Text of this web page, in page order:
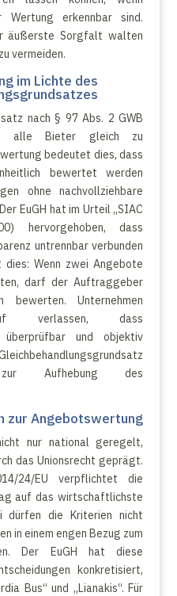
Wertung erkennbar sind.
äußerste Sorgfalt walten
vermeiden.
im Lichte des
nach § 97 Abs. 2 GWB
alle Bieter gleich zu
bedeutet dies, dass
bewertet werden
ohne nachvollziehbare
EuGH hat im Urteil „SIAC
hervorgehoben, dass
untrennbar verbunden
Wenn zwei Angebote
darf der Auftraggeber
bewerten. Unternehmen
verlassen, dass
überprüfbar und objektiv
Aufhebung des
zur Angebotswertung
nur national geregelt,
das Unionsrecht geprägt.
24/EU verpflichtet die
auf das wirtschaftlichste
dürfen die Kriterien nicht
in einem engen Bezug zum
Der EuGH hat diese
konkretisiert,
Bus“ und „Lianakis“. Für